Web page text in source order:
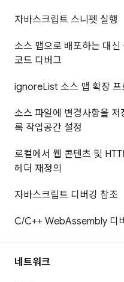
자바스크립트 스니펫 실행
소스 맵으로 배포하는 대신
코드 디버그
ignoreList 소스 맵 확장 프
소스 파일에 변경사항을 저
록 작업공간 설정
로컬에서 웹 콘텐츠 및
헤더 재정의
자바스크립트 디버깅 참조
C/C++ WebAssembly 디
네트워크